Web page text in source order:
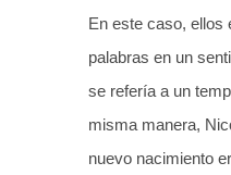
En este caso, ellos
palabras en un
se refería a un
misma manera,
nuevo nacimiento